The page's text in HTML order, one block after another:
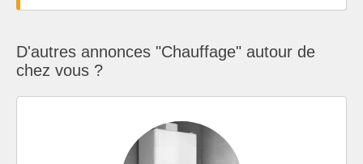
D'autres annonces "Chauffage" autour de
chez vous ?